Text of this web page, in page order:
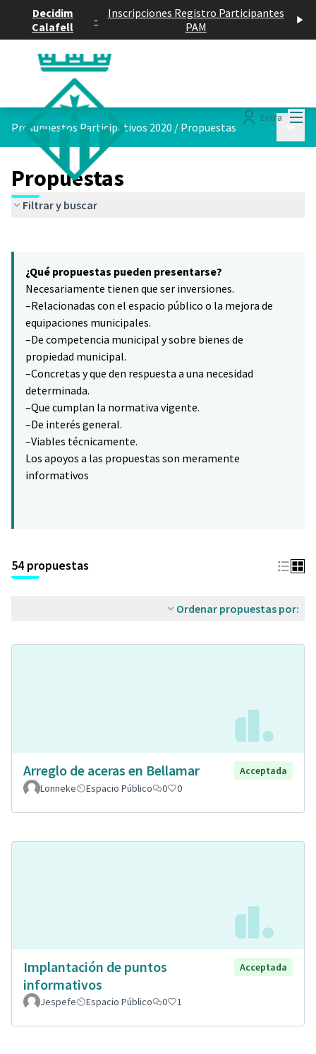
Decidim
Calafell
-
Inscripciones Registro Participantes
PAM
Entra
Presupuestos Participativos 2020 / Propuestas
Propuestas
Filtrar y buscar
−
¿Qué propuestas pueden presentarse?
Necesariamente tienen que ser inversiones.
–Relacionadas con el espacio público o la mejora de
equipaciones municipales.
–De competencia municipal y sobre bienes de
propiedad municipal.
–Concretas y que den respuesta a una necesidad
determinada.
–Que cumplan la normativa vigente.
–De interés general.
–Viables técnicamente.
Los apoyos a las propuestas son meramente
informativos
54 propuestas
Ordenar propuestas por:
Arreglo de aceras en Bellamar
Acceptada
Lonneke
Espacio Público 0 0
Implantación de puntos
informativos
Acceptada
Jespefe Espacio Público 0 1